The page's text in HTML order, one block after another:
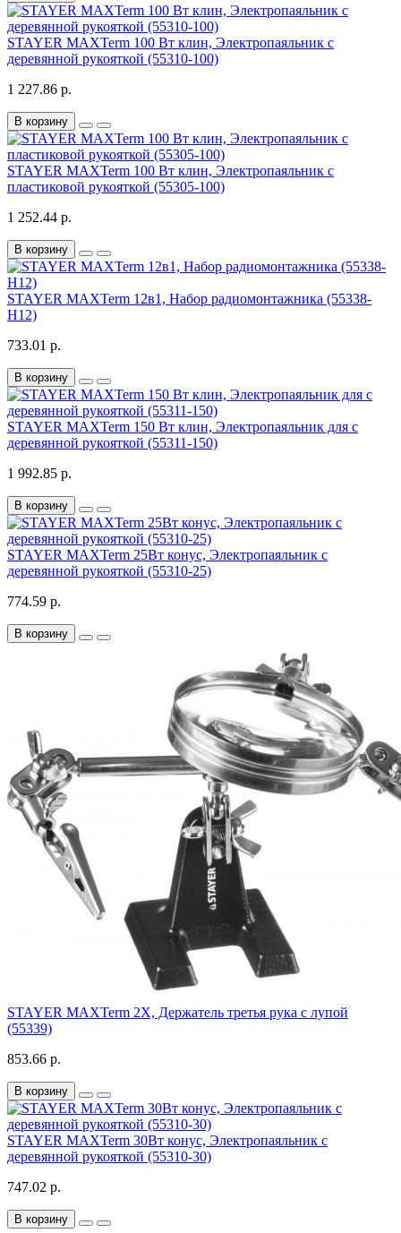
STAYER MAXTerm 100 Вт клин, Электропаяльник с
деревянной рукояткой (55310-100)
1 227.86 р.
В корзину
STAYER MAXTerm 100 Вт клин, Электропаяльник с
пластиковой рукояткой (55305-100)
1 252.44 р.
В корзину
STAYER MAXTerm 12в1, Набор радиомонтажника (55338-
H12)
733.01 р.
В корзину
STAYER MAXTerm 150 Вт клин, Электропаяльник для с
деревянной рукояткой (55311-150)
1 992.85 р.
В корзину
STAYER MAXTerm 25Вт конус, Электропаяльник с
деревянной рукояткой (55310-25)
774.59 р.
В корзину
STAYER MAXTerm 2Х, Держатель третья рука с лупой
(55339)
853.66 р.
В корзину
STAYER MAXTerm 30Вт конус, Электропаяльник с
деревянной рукояткой (55310-30)
747.02 р.
В корзину